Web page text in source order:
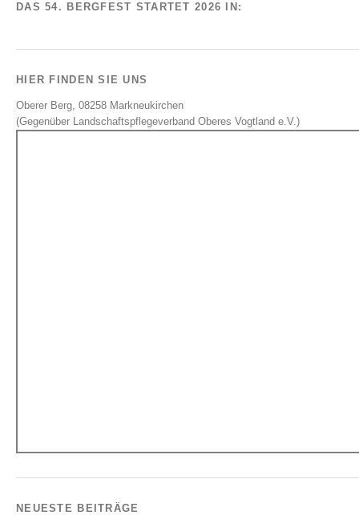
DAS 54. BERGFEST STARTET 2026 IN:
HIER FINDEN SIE UNS
Oberer Berg, 08258 Markneukirchen
(Gegenüber Landschaftspflegeverband Oberes Vogtland e.V.)
NEUESTE BEITRÄGE